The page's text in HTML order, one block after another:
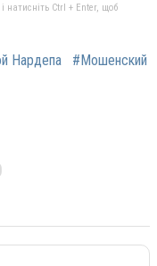
натисніть Ctrl + Enter, щоб
Нардепа #Мошенский